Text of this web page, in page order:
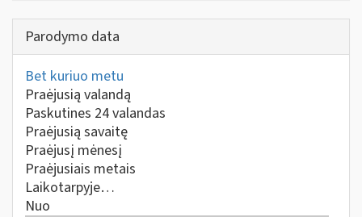
Parodymo data
Bet kuriuo metu
Praėjusią valandą
Paskutines 24 valandas
Praėjusią savaitę
Praėjusį mėnesį
Praėjusiais metais
Laikotarpyje…
Nuo